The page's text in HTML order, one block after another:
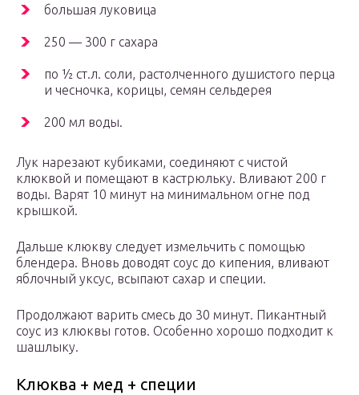
большая луковица
250 — 300 г сахара
по ½ ст.л. соли, растолченного душистого перца
и чесночка, корицы, семян сельдерея
200 мл воды.
Лук нарезают кубиками, соединяют с чистой
клюквой и помещают в кастрюльку. Вливают 200 г
воды. Варят 10 минут на минимальном огне под
крышкой.
Дальше клюкву следует измельчить с помощью
блендера. Вновь доводят соус до кипения, вливают
яблочный уксус, всыпают сахар и специи.
Продолжают варить смесь до 30 минут. Пикантный
соус из клюквы готов. Особенно хорошо подходит к
шашлыку.
Клюква + мед + специи